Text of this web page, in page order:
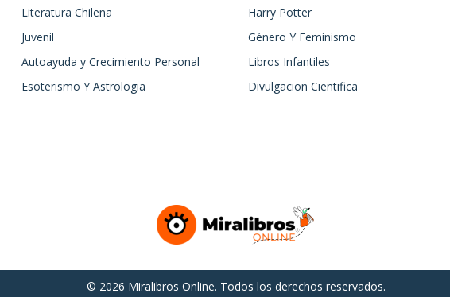
Literatura Chilena
Juvenil
Autoayuda y Crecimiento Personal
Esoterismo Y Astrologia
Harry Potter
Género Y Feminismo
Libros Infantiles
Divulgacion Cientifica
© 2026 Miralibros Online. Todos los derechos reservados.